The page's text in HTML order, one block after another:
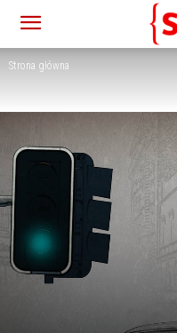
Strona główna